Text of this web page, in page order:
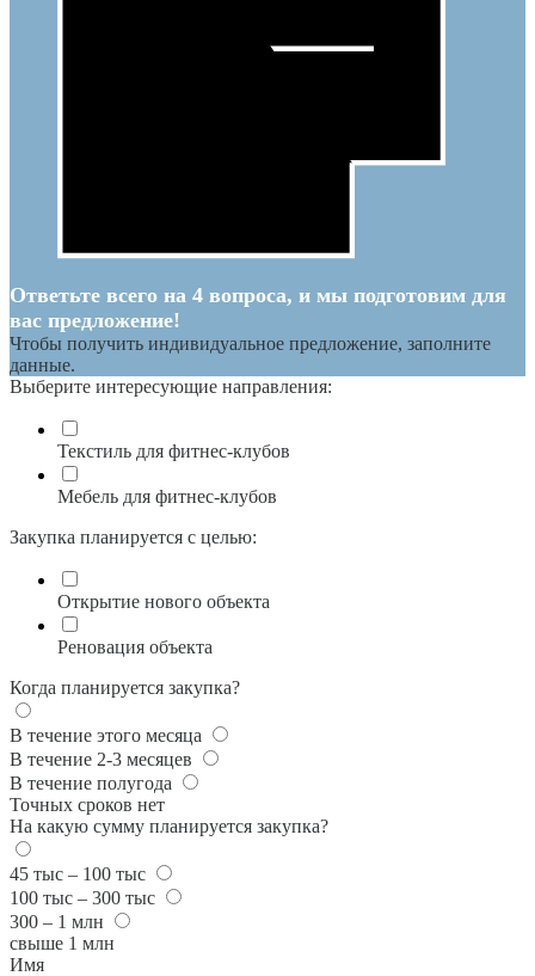
Ответьте всего на 4 вопроса, и мы подготовим для
вас предложение!
Чтобы получить индивидуальное предложение, заполните
данные.
Выберите интересующие направления:
Текстиль для фитнес-клубов
Мебель для фитнес-клубов
Закупка планируется с целью:
Открытие нового объекта
Реновация объекта
Когда планируется закупка?
В течение этого месяца
В течение 2-3 месяцев
В течение полугода
Точных сроков нет
На какую сумму планируется закупка?
45 тыс – 100 тыс
100 тыс – 300 тыс
300 – 1 млн
свыше 1 млн
Имя